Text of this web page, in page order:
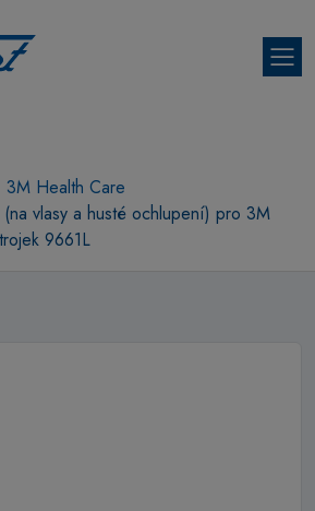
3M Health Care
vlasy a husté ochlupení) pro 3M
9661L